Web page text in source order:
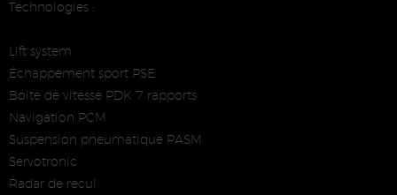
Technologies :
Lift system
Échappement sport PSE
Boite de vitesse PDK 7 rapports
Navigation PCM
Suspension pneumatique PASM
Servotronic
Radar de recul